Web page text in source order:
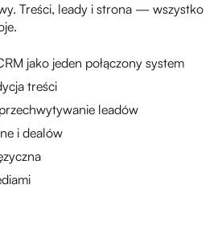
Treści, leady i strona — wszystko
jako jeden połączony system
treści
leadów
i dealów